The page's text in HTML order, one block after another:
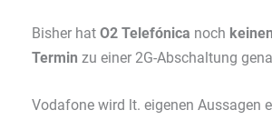
Bisher hat O2 Telefónica noch
Termin zu einer 2G-Abschaltung
Vodafone wird lt. eigenen Aussagen